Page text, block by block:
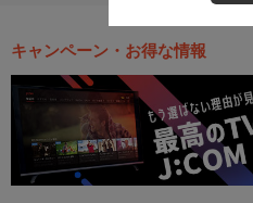
キャンペーン・お得な情報